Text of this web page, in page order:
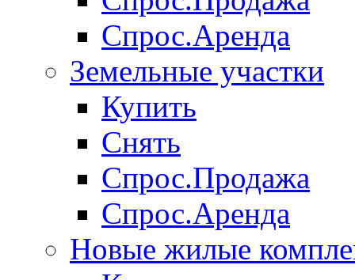
Спрос.Аренда
Земельные участки
Купить
Снять
Спрос.Продажа
Спрос.Аренда
Новые жилые